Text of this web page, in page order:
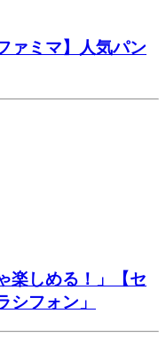
ァミマ】人気パン
楽しめる！」【セ
シフォン」